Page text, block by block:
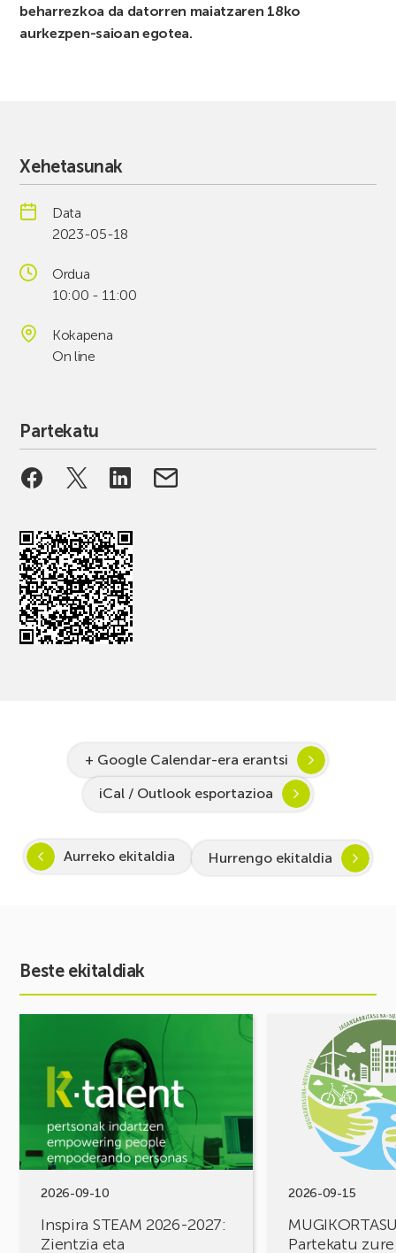
beharrezkoa da datorren maiatzaren 18ko
aurkezpen-saioan egotea.
Xehetasunak
Data
2023-05-18
Ordua
10:00 - 11:00
Kokapena
On line
Partekatu
+ Google Calendar-era erantsi
iCal / Outlook esportazioa
Aurreko ekitaldia Hurrengo ekitaldia
Beste ekitaldiak
2026-09-10
Inspira STEAM 2026-2027:
Zientzia eta
STEAM
Zientzia
eta
teknologiarako
bokazioa
2026-09-15
Partekatu
MUGIKORTASUN
FOROA
Partekatu
erronkak,
irtenbideak!